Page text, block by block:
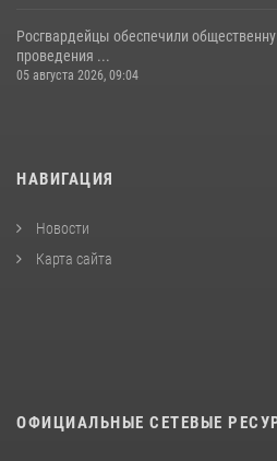
Росгвардейцы обеспечили
проведения ...
05 августа 2026, 09:04
НАВИГАЦИЯ
Новости
Карта сайта
ОФИЦИАЛЬНЫЕ СЕТЕВЫЕ